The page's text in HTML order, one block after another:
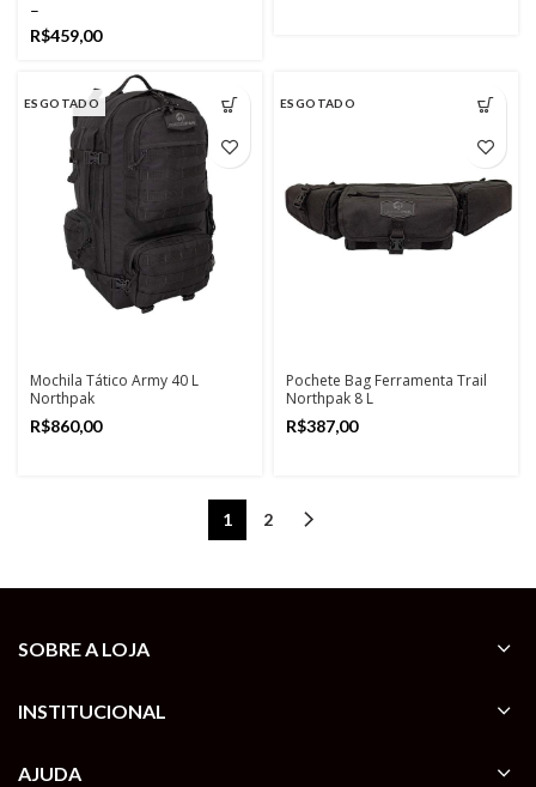
R$
ESGOTADO
Mochila Tático Army 40 L
Northpak
R$
ESGOTADO
Pochete Bag Ferramenta Trail
Northpak 8 L
R$
1 2
SOBRE A LOJA
INSTITUCIONAL
AJUDA